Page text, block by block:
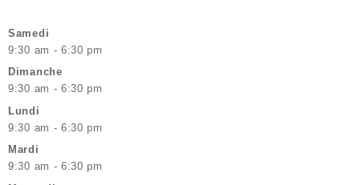
Samedi
9:30 am - 6:30 pm
Dimanche
9:30 am - 6:30 pm
Lundi
9:30 am - 6:30 pm
Mardi
9:30 am - 6:30 pm